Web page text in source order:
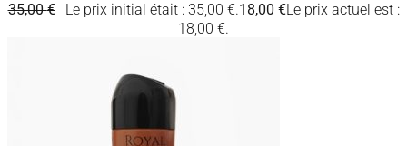
35,00€ Le prix initial était : 35,00 €.18,00 €Le prix actuel est :
18,00 €.